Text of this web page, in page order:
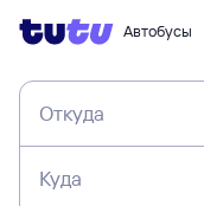
Автобусы
Откуда
Куда